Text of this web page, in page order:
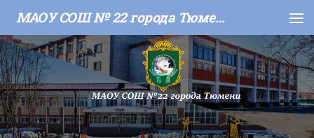
Skip to content МАОУ СОШ № 22 города Тюмени